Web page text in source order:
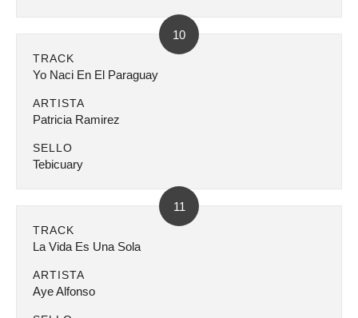
10
TRACK
Yo Naci En El Paraguay
ARTISTA
Patricia Ramirez
SELLO
Tebicuary
11
TRACK
La Vida Es Una Sola
ARTISTA
Aye Alfonso